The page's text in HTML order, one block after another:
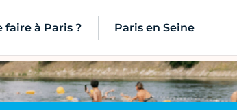
faire à Paris ? Paris en Seine